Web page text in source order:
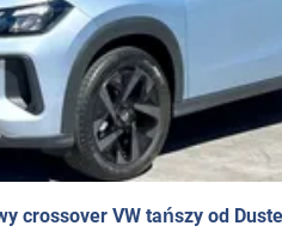
crossover VW tańszy od